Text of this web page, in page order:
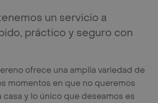
un servicio a
práctico y seguro con
ofrece una amplia variedad de
momentos en que no queremos
casa y lo único que deseamos es